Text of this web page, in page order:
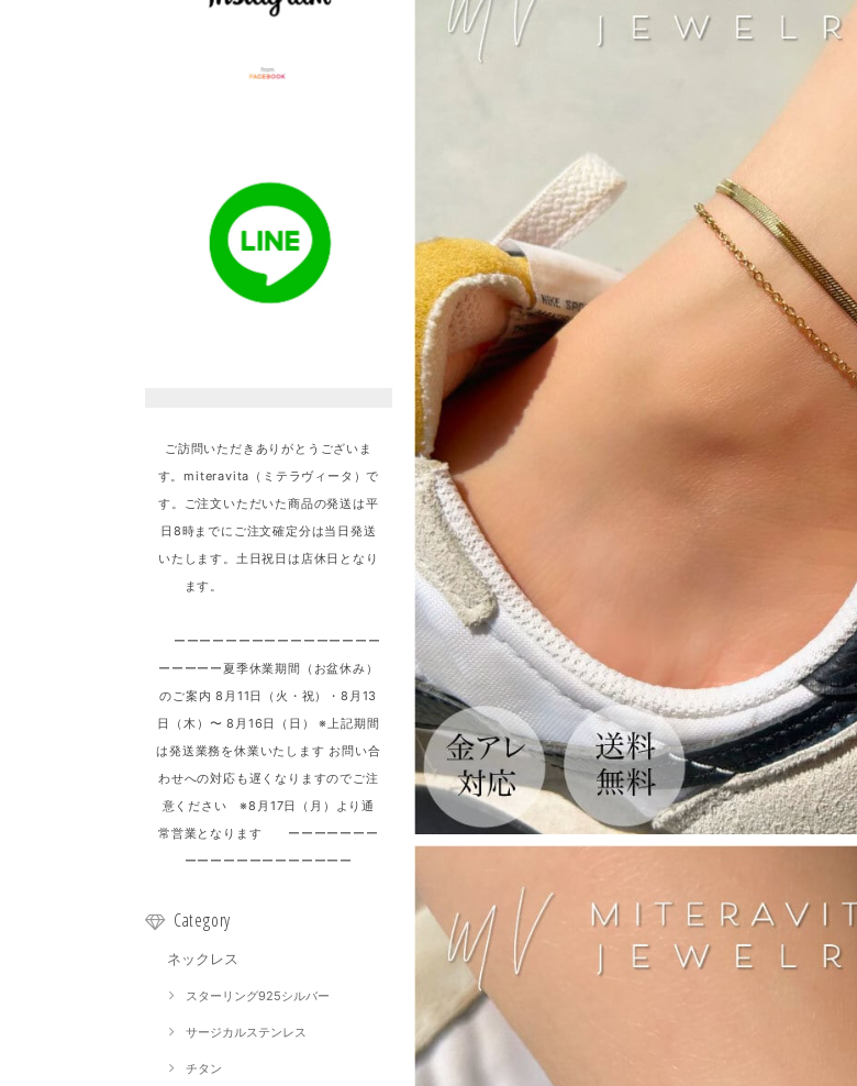
ご訪問いただきありがとうございま
す。miteravita（ミテラヴィータ）で
す。ご注文いただいた商品の発送は平
日8時までにご注文確定分は当日発送
いたします。土日祝日は店休日となり
ます。
ーーーーーーーーーーーーーーーー
ーーーーー夏季休業期間（お盆休み）
のご案内 8月11日（火・祝）・8月13
日（木）〜 8月16日（日） ※上記期間
は発送業務を休業いたします お問い合
わせへの対応も遅くなりますのでご注
意ください ※8月17日（月）より通
常営業となります ーーーーーーー
ーーーーーーーーーーーーー
Category
ネックレス
スターリング925シルバー
サージカルステンレス
チタン